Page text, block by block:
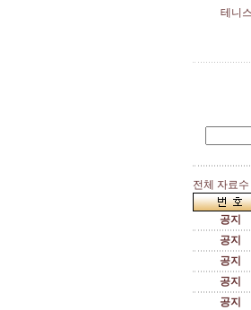
테니
전체 자료
공지
공지
공지
공지
공지